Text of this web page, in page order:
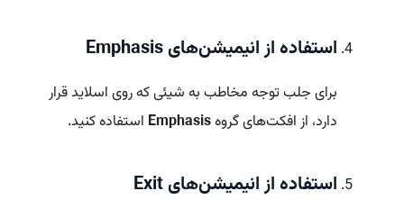
استفاده از انیمیشن‌های Emphasis
برای جلب توجه مخاطب به شیئی که روی اسلاید قرار
دارد، از افکت‌های گروهEmphasis استفاده کنید.
استفاده از انیمیشن‌های Exit